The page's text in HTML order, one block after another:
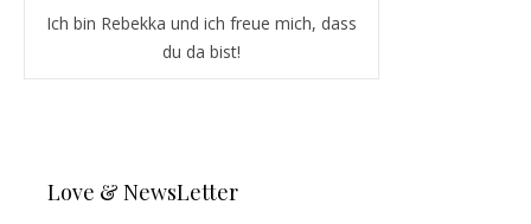
Ich bin Rebekka und ich freue mich, dass
du da bist!
Love & NewsLetter